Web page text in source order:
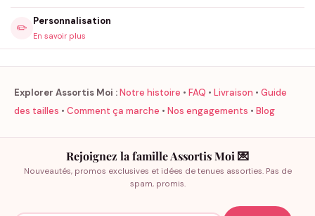
✏️
Personnalisation
En savoir plus
Explorer Assortis Moi :Notre histoire • FAQ • Livraison • Guide
des tailles • Comment ça marche • Nos engagements • Blog
Rejoignez la famille Assortis Moi 💌
Nouveautés, promos exclusives et idées de tenues assorties. Pas de
spam, promis.